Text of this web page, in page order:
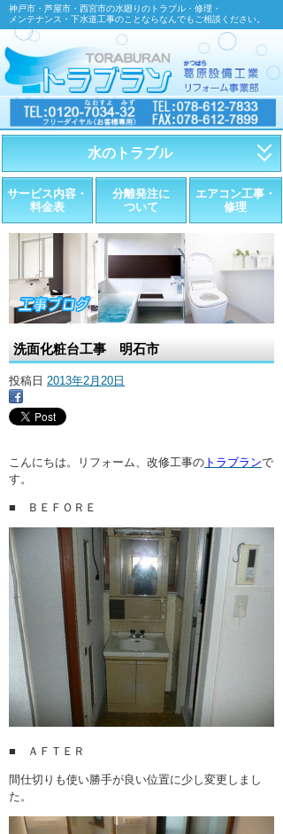
神戸市・芦屋市・西宮市の水廻りのトラブル・修理・
メンテナンス・下水道工事のことならなんでもご相談ください。
水のトラブル
・トイレが詰まったら
・トイレが漏れたら
・水道管が漏れたら
・排水が詰まったら
・水栓金具の取替え
・ここに水栓がほしい
サービス内容・
料金表
分離発注に
ついて
エアコン工事・
修理
洗面化粧台工事 明石市
投稿日 2013年2月20日
こんにちは。リフォーム、改修工事の トラブランで
す。
■ ＢＥＦＯＲＥ
■ ＡＦＴＥＲ
間仕切りも使い勝手が良い位置に少し変更しまし
た。